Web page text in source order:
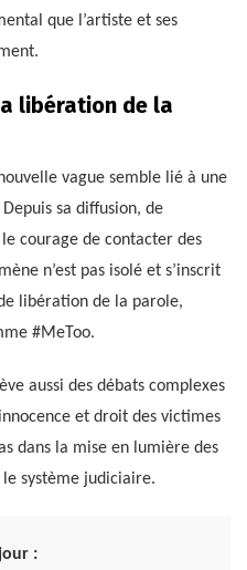
que l’artiste et ses
libération de la
vague semble lié à une
sa diffusion, de
courage de contacter des
n’est pas isolé et s’inscrit
libération de la parole,
#MeToo.
aussi des débats complexes
et droit des victimes
dans la mise en lumière des
système judiciaire.
: